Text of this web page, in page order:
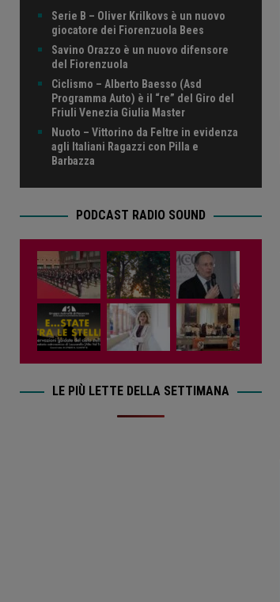
Serie B – Oliver Krilkovs è un nuovo
giocatore dei Fiorenzuola Bees
Savino Orazzo è un nuovo difensore
del Fiorenzuola
Ciclismo – Alberto Baesso (Asd
Programma Auto) è il “re” del Giro del
Friuli Venezia Giulia Master
Nuoto – Vittorino da Feltre in evidenza
agli Italiani Ragazzi con Pilla e
Barbazza
PODCAST RADIO SOUND
LE PIÙ LETTE DELLA SETTIMANA